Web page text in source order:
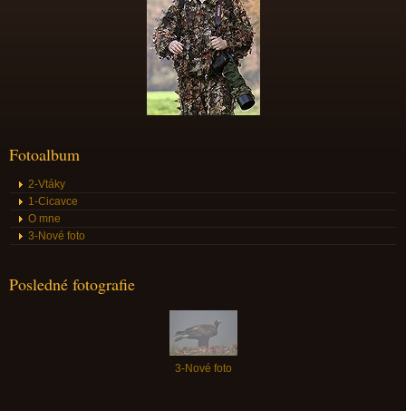
Fotoalbum
2-Vtáky
1-Cicavce
O mne
3-Nové foto
Posledné fotografie
3-Nové foto